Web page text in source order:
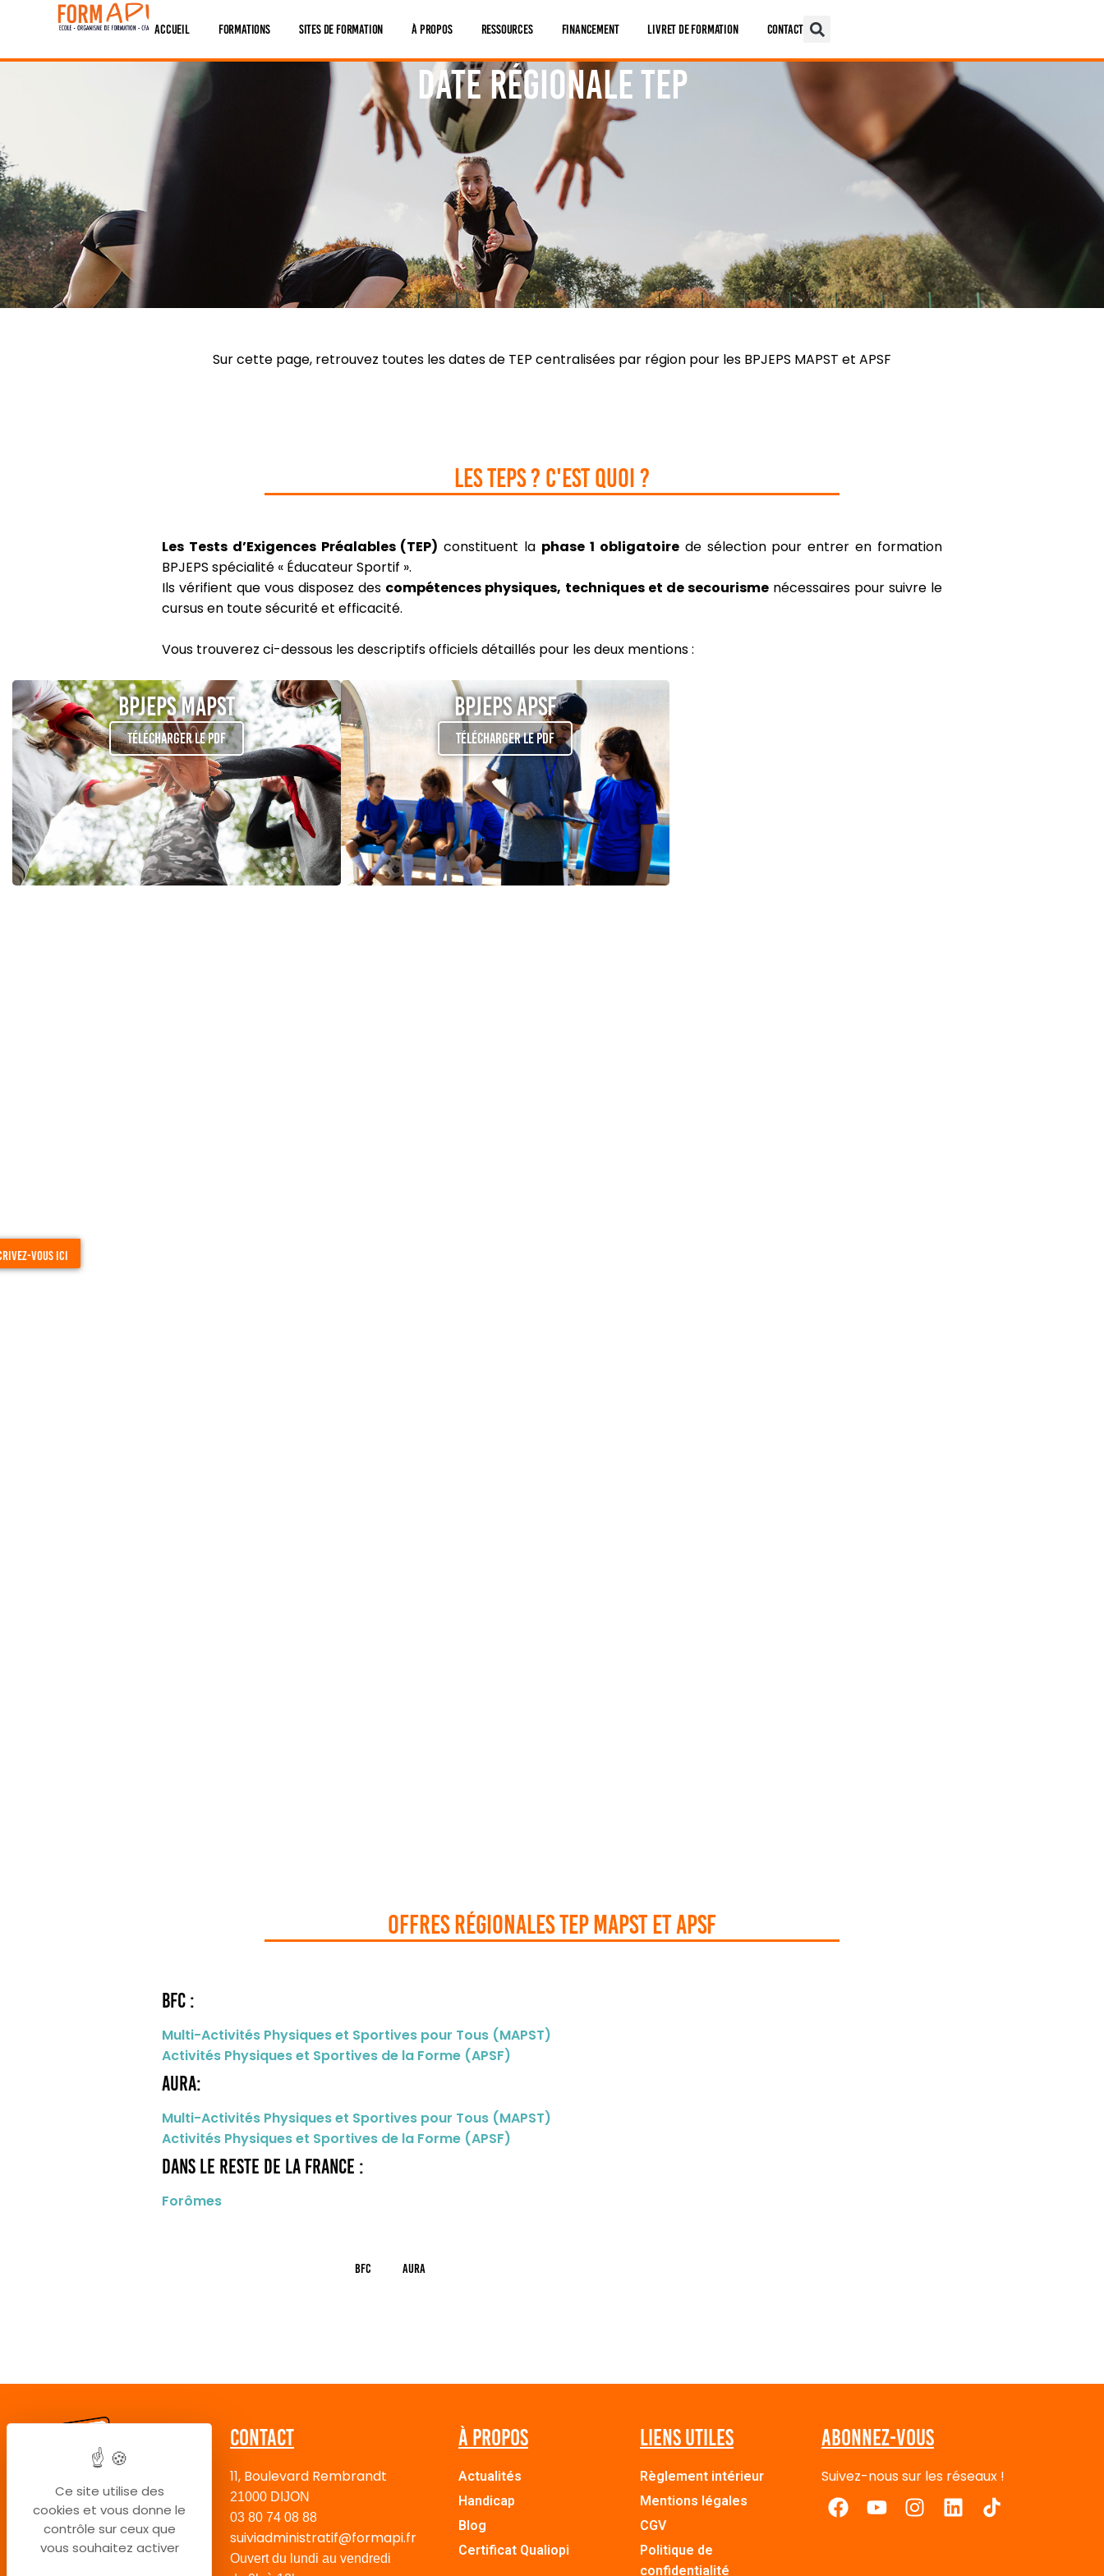
Accueil Formations Sites De Formation À Propos Ressources Financement Livret De Formation Contact
vous ici
Date Régionale TEP
Sur cette page, retrouvez toutes les dates de TEP centralisées par région pour les BPJEPS MAPST et APSF
Les TEPS ? C'est quoi ?
Les Tests d’Exigences Préalables (TEP) constituent la phase 1 obligatoirede sélection pour entrer en formation
BPJEPS spécialité « Éducateur Sportif ».
Ils vérifient que vous disposez des compétences physiques, techniques et de secourismenécessaires pour suivre le
cursus en toute sécurité et efficacité.
Vous trouverez ci-dessous les descriptifs officiels détaillés pour les deux mentions :
BPJEPS MAPST
Télécharger le PDF
BPJEPS APSF
Télécharger le PDF
Offres régionales tep mapst et apsf
BFC :
Multi-Activités Physiques et Sportives pour Tous (MAPST)
Activités Physiques et Sportives de la Forme (APSF)
AURA:
Multi-Activités Physiques et Sportives pour Tous (MAPST)
Activités Physiques et Sportives de la Forme (APSF)
Dans le reste de la france :
Forômes
BFC AURA
Contact
11, Boulevard Rembrandt
21000 DIJON
03 80 74 08 88
suiviadministratif@formapi.fr
Ouvert du lundi au vendredi
À propos
Actualités
Handicap
Blog
Certificat Qualiopi
Liens utiles
Règlement intérieur
Mentions légales
CGV
Politique de
confidentialité
Abonnez-vous
Suivez-nous sur les réseaux !
Panneau de gestion des cookies
Ce site utilise des
cookies et vous donne le
contrôle sur ceux que
vous souhaitez activer